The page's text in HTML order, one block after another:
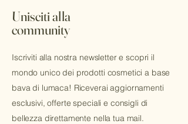
Unisciti alla
community
Iscriviti alla nostra newsletter e scopri il
mondo unico dei prodotti cosmetici a base
bava di lumaca! Riceverai aggiornamenti
esclusivi, offerte speciali e consigli di
bellezza direttamente nella tua mail.